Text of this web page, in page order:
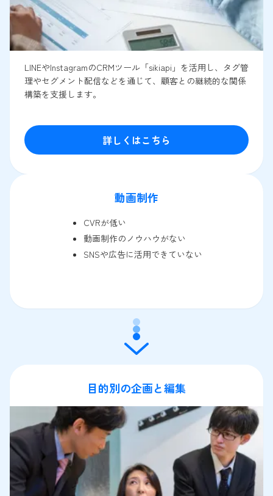
LINEやInstagramのCRMツール「sikiapi」を活用し、タグ管
理やセグメント配信などを通じて、顧客との継続的な関係
構築を支援します。
詳しくはこちら
動画制作
CVRが低い
動画制作のノウハウがない
SNSや広告に活用できていない
目的別の企画と編集